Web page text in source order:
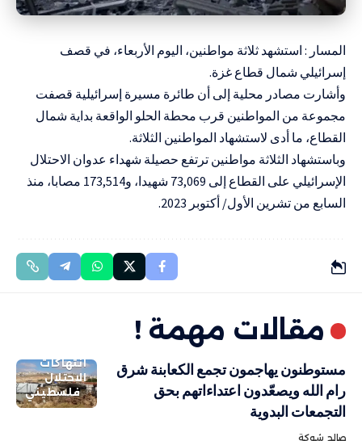
المسار : استشهد ثلاثة مواطنين، اليوم الأربعاء، في قصف
إسرائيلي شمال قطاع غزة.
وأشارت مصادر محلية إلى أن طائرة مسيرة إسرائيلية قصفت
مجموعة من المواطنين قرب محطة الحلو الواقعة بداية شمال
القطاع، ما أدى لاستشهاد المواطنين الثلاثة.
وباستشهاد الثلاثة مواطنين ترتفع حصيلة شهداء عدوان الاحتلال
الإسرائيلي على القطاع إلى 73,069 شهيدا، و173,514 مصابا، منذ
السابع من تشرين الأول/ أكتوبر 2023.
مقالات مهمة !
انتهاكات
الاحتلال
فلسطيني
مستوطنون يهاجمون تجمع الكعابنة شرق
رام الله ويصعّدون اعتداءاتهم بحق
التجمعات البدوية
صالح شوكة